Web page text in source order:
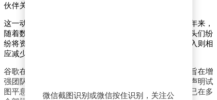
伙伴关系。
这一动态反映了大型科技公司当前的战略调整趋势。近年来，
随着数据中心建设和人工智能开发的日益重要，科技巨头们纷
纷将资源重新分配至这些领域，而其他非核心业务的投入则相
应减少。
谷歌在回应此事时表示，公司对部分团队进行了微调，旨在增
强团队间的协作，并提升服务客户的效率和效果。这一声明试
图平息外界对裁员的担忧，但不可否认的是，谷歌近期已在多
微信截图识别或微信按住识别，关注公